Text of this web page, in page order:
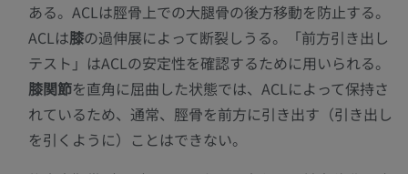
ある。ACLは脛骨上での大腿骨の後方移動を防止する。
ACLは膝の過伸展によって断裂しうる。「前方引き出し
テスト」はACLの安定性を確認するために用いられる。
膝関節を直角に屈曲した状態では、ACLによって保持さ
れているため、通常、脛骨を前方に引き出す（引き出し
を引くように）ことはできない。